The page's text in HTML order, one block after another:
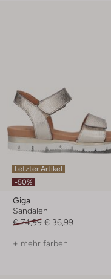
Letzter Artikel
-50%
Giga
Sandalen
€ 74,99 € 36,99
+ mehr farben